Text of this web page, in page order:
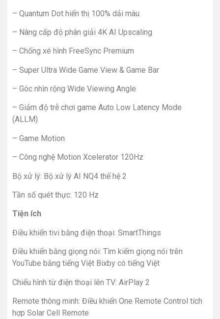
– Quantum Dot hiển thị 100% dải màu
– Nâng cấp độ phân giải 4K AI Upscaling
– Chống xé hình FreeSync Premium
– Super Ultra Wide Game View & Game Bar
– Góc nhìn rộng Wide Viewing Angle
– Giảm độ trễ chơi game Auto Low Latency Mode
(ALLM)
– Game Motion
– Công nghệ Motion Xcelerator 120Hz
Bộ xử lý: Bộ xử lý AI NQ4 thế hệ 2
Tần số quét thực: 120 Hz
Tiện ích
Điều khiển tivi bằng điện thoại: SmartThings
Điều khiển bằng giọng nói: Tìm kiếm giọng nói trên
YouTube bằng tiếng Việt Bixby có tiếng Việt
Chiếu hình từ điện thoại lên TV: AirPlay 2
Remote thông minh: Điều khiển One Remote Control tích
hợp Solar Cell Remote